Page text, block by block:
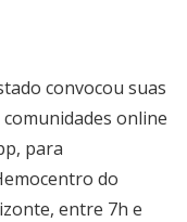
convocou suas
online
para
do
entre 7h e